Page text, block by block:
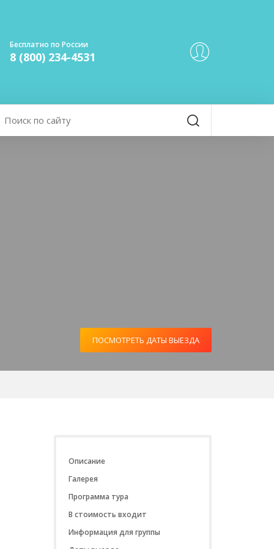
Бесплатно по России
8 (800) 234-4531
ПОСМОТРЕТЬ ДАТЫ ВЫЕЗДА
Описание
Галерея
Программа тура
В стоимость входит
Информация для группы